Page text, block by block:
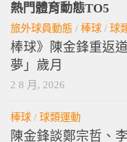
熱門體育動態TO5
旅外球員動態 / 棒球 / 球
棒球》陳金鋒重返
夢」歲月
2 8 月, 2026
棒球 / 球類運動